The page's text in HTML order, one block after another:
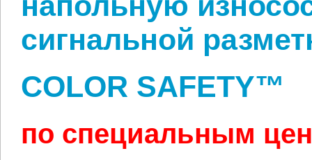
сигнальной
COLOR SAFETY™
по специальным